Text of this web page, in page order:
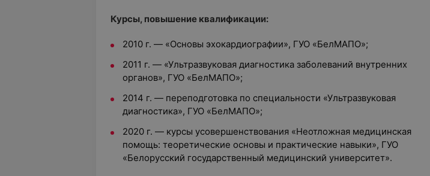
Курсы, повышение квалификации:
2010 г. — «Основы эхокардиографии», ГУО «БелМАПО»;
2011 г. — «Ультразвуковая диагностика заболеваний внутренних
органов», ГУО «БелМАПО»;
2014 г. — переподготовка по специальности «Ультразвуковая
диагностика», ГУО «БелМАПО»;
2020 г. — курсы усовершенствования «Неотложная медицинская
помощь: теоретические основы и практические навыки», ГУО
«Белорусский государственный медицинский университет».